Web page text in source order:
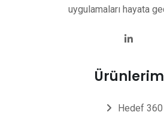
uygulamaları hayata
Hedef 360